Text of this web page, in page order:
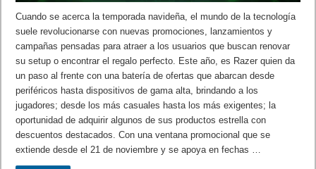
Cuando se acerca la temporada navideña, el mundo de la tecnología
suele revolucionarse con nuevas promociones, lanzamientos y
campañas pensadas para atraer a los usuarios que buscan renovar
su setup o encontrar el regalo perfecto. Este año, es Razer quien da
un paso al frente con una batería de ofertas que abarcan desde
periféricos hasta dispositivos de gama alta, brindando a los
jugadores; desde los más casuales hasta los más exigentes; la
oportunidad de adquirir algunos de sus productos estrella con
descuentos destacados. Con una ventana promocional que se
extiende desde el 21 de noviembre y se apoya en fechas …